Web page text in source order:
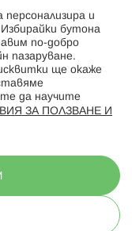
запазени
персонализира и
бутона
по-добро
пазаруване.
ще окаже
да научите
ЗА ПОЛЗВАНЕ И